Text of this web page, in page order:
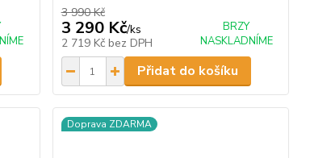
3 990 Kč
3 290 Kč/ks
2 719 Kč bez DPH
BRZY
NASKLADNÍME
Přidat do košíku
Doprava ZDARMA